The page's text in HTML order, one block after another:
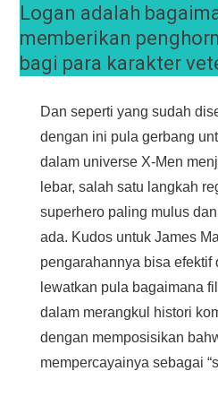
Logan adalah
memberikan
bagi para karakter
Dan seperti yang sudah
dengan ini pula gerbang
dalam universe X-Men
lebar, salah satu langkah
superhero paling mulus
ada. Kudos untuk James
pengarahannya bisa efektif
lewatkan pula bagaimana
dalam merangkul histori
dengan memposisikan
mempercayainya sebagai